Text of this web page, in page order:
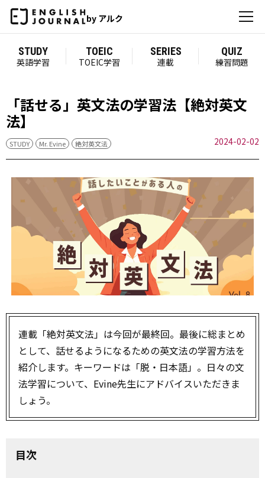
by アルク
STUDY
英語学習
TOEIC
TOEIC学習
SERIES
連載
QUIZ
練習問題
「話せる」英文法の学習法【絶対英文
法】
STUDY Mr. Evine 絶対英文法 2024-02-02
連載「絶対英文法」は今回が最終回。最後に総まとめ
として、話せるようになるための英文法の学習方法を
紹介します。キーワードは「脱・日本語」。日々の文
法学習について、Evine先生にアドバイスいただきま
しょう。
目次